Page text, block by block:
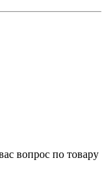
вопрос по товару